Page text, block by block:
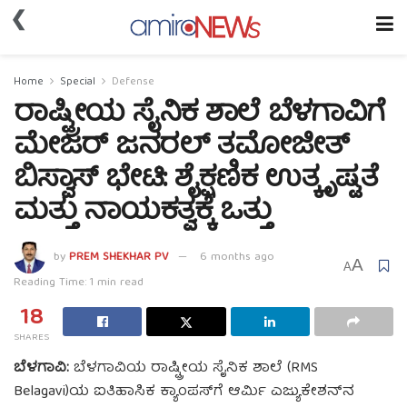
❮
Home Special Defense
ರಾಷ್ಟ್ರೀಯ ಸೈನಿಕ ಶಾಲೆ ಬೆಳಗಾವಿಗೆ
ಮೇಜರ್ ಜನರಲ್ ತಮೋಜೀತ್
ಬಿಸ್ವಾಸ್ ಭೇಟಿ: ಶೈಕ್ಷಣಿಕ ಉತ್ಕೃಷ್ಟತೆ
ಮತ್ತು ನಾಯಕತ್ವಕ್ಕೆ ಒತ್ತು
byPREM SHEKHAR PV
6 months ago
Reading Time: 1 min read
AA
18
SHARES
ಬೆಳಗಾವಿ:ಬೆಳಗಾವಿಯ ರಾಷ್ಟ್ರೀಯ ಸೈನಿಕ ಶಾಲೆ (RMS
Belagavi)ಯ ಐತಿಹಾಸಿಕ ಕ್ಯಾಂಪಸ್‌ಗೆ ಆರ್ಮಿ ಎಜ್ಯುಕೇಶನ್‌ನ